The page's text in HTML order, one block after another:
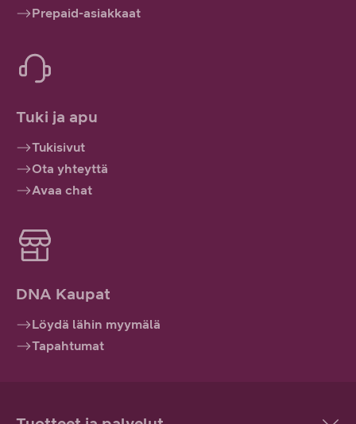
Prepaid-asiakkaat
Tuki ja apu
Tukisivut
Ota yhteyttä
Avaa chat
DNA Kaupat
Löydä lähin myymälä
Tapahtumat